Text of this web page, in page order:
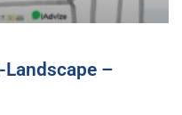
Landscape –